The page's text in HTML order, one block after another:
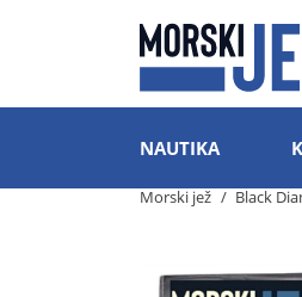
NAUTIKA
Morski jež Black